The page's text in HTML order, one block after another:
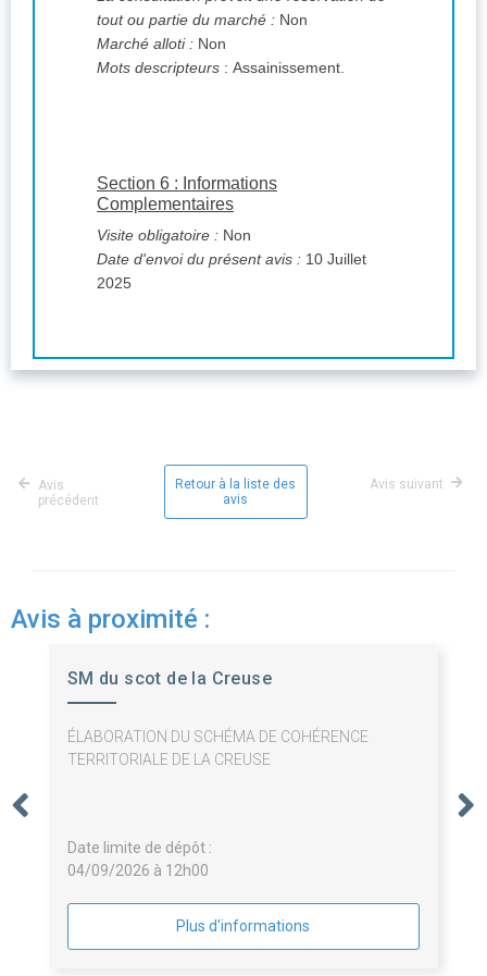
tout ou partie du marché : Non
Marché alloti : Non
Mots descripteurs : Assainissement.
Section 6 : Informations
Complementaires
Visite obligatoire : Non
Date d'envoi du présent avis : 10 Juillet
2025
Avis
précédent
Retour à la liste des
avis
Avis suivant
Avis à proximité :
SM du scot de la Creuse
ÉLABORATION DU SCHÉMA DE COHÉRENCE
TERRITORIALE DE LA CREUSE
Date limite de dépôt :
04/09/2026 à 12h00
Plus d'informations